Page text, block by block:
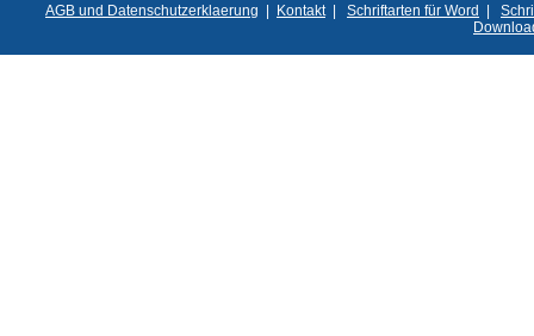
AGB und Datenschutzerklaerung | Kontakt| Schriftarten für Word |